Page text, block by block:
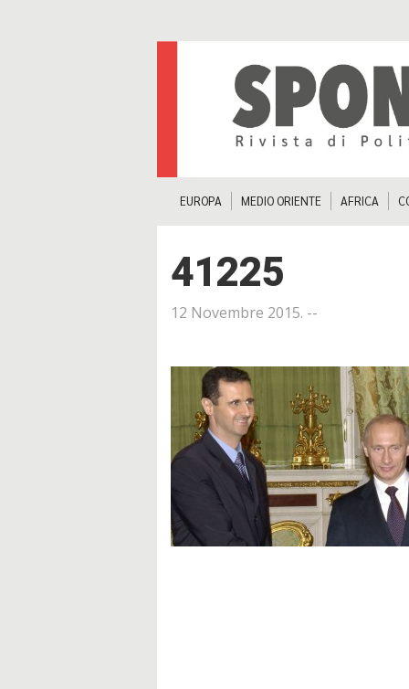
EUROPA MEDIO ORIENTE AFRICA
41225
12 Novembre 2015. --